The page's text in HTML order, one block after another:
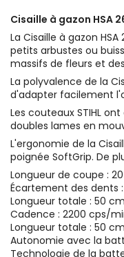
Cisaille à gazon HSA
La Cisaille à gazon
petits arbustes ou
massifs de fleurs et
La polyvalence de la
d'adapter facilement
Les couteaux STIHL
doubles lames en
L'ergonomie de la
poignée SoftGrip. De
Longueur de coupe :
Écartement des dents
Longueur totale : 50 cm
Cadence : 2200 cps/
Longueur totale : 50 cm
Autonomie avec la
Technologie de la